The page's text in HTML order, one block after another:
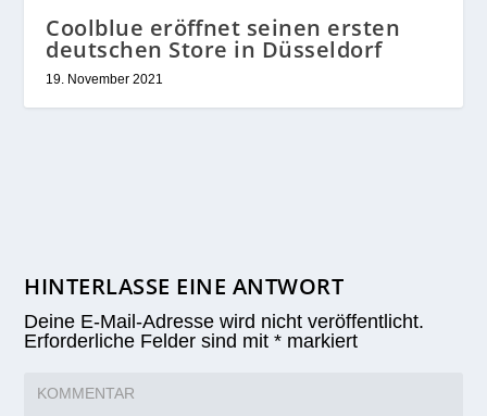
Coolblue eröffnet seinen ersten
deutschen Store in Düsseldorf
19. November 2021
HINTERLASSE EINE ANTWORT
Deine E-Mail-Adresse wird nicht veröffentlicht.
Erforderliche Felder sind mit* markiert